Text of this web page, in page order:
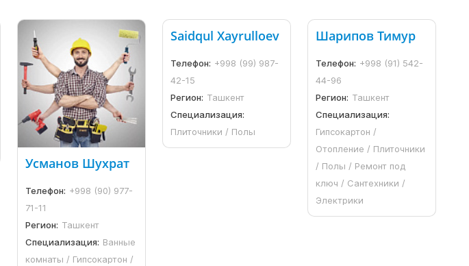
Усманов Шухрат
Телефон: +998 (90) 977-
71-11
Регион: Ташкент
Специализация: Ванные
комнаты / Гипсокартон /
Saidqul Xayrulloev
Телефон: +998 (99) 987-
42-15
Регион: Ташкент
Специализация:
Плиточники / Полы
Шарипов Тимур
Телефон: +998 (91) 542-
44-96
Регион: Ташкент
Специализация:
Гипсокартон /
Отопление / Плиточники
/ Полы / Ремонт под
ключ / Сантехники /
Электрики